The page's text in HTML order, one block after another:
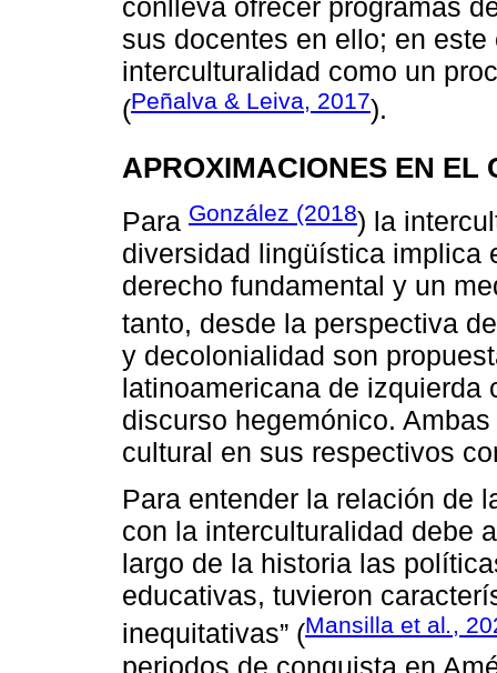
conlleva ofrecer programas
sus docentes en ello; en
interculturalidad como un
(Peñalva & Leiva, 2017).
APROXIMACIONES EN EL
Para González (2018) la
diversidad lingüística implica
derecho fundamental y un
tanto, desde la perspectiva
y decolonialidad son
latinoamericana de izquierda
discurso hegemónico.
cultural en sus respectivos
Para entender la relación de
con la interculturalidad debe
largo de la historia las
educativas, tuvieron
inequitativas” (Mansilla et al.,
periodos de conquista en